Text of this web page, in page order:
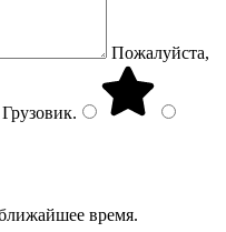
Пожалуйста,
Грузовик.
время.